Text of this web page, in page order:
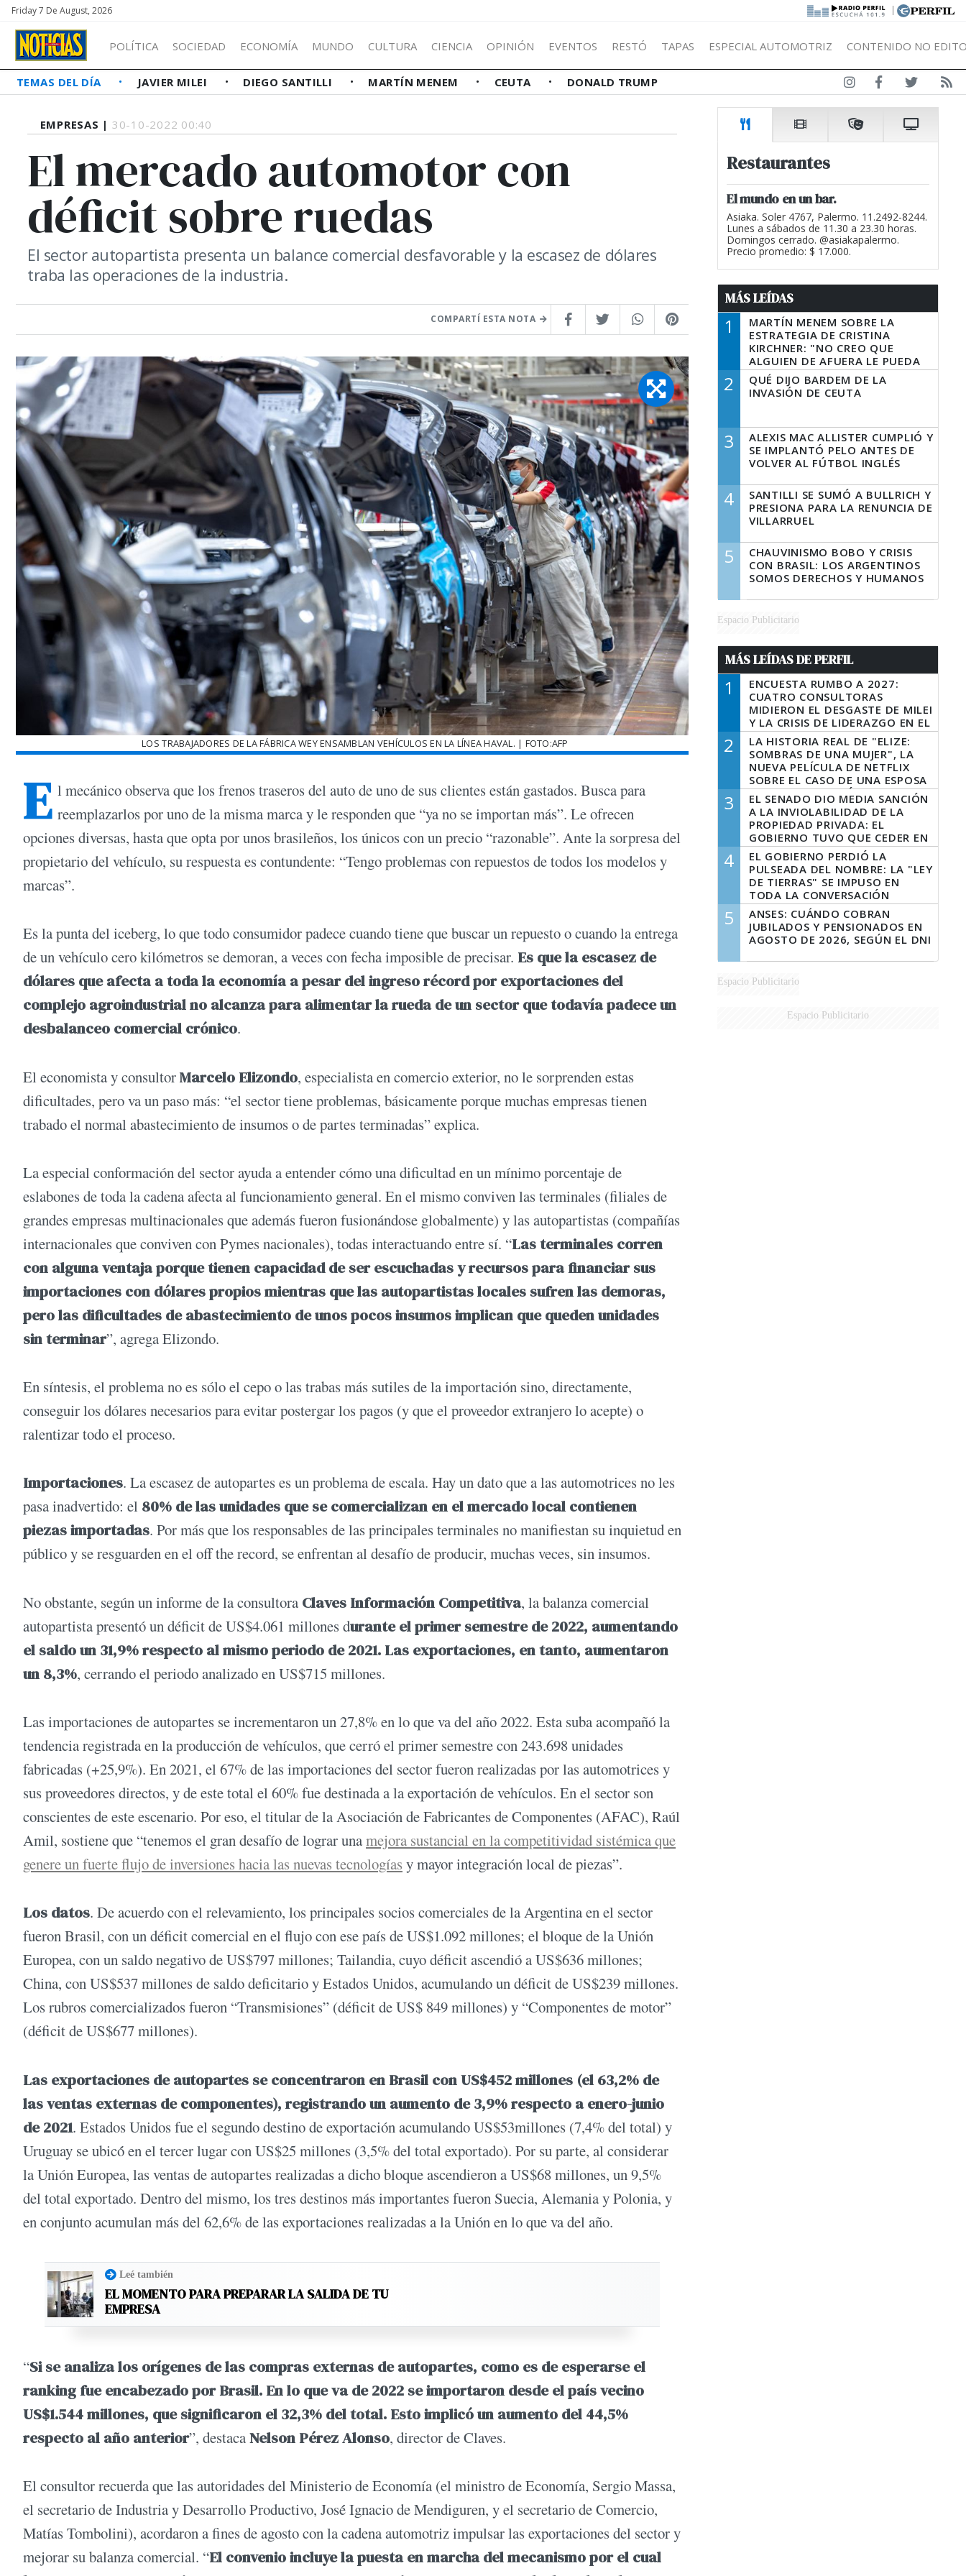
Friday 7 De August, 2026 |
POLÍTICA SOCIEDAD ECONOMÍA MUNDO CULTURA CIENCIA OPINIÓN EVENTOS RESTÓ TAPAS ESPECIAL AUTOMOTRIZ CONTENIDO NO
TEMAS DEL DÍA JAVIER MILEI DIEGO SANTILLI MARTÍN MENEM CEUTA DONALD TRUMP
EMPRESAS | 30-10-2022 00:40
El mercado automotor con
déficit sobre ruedas
El sector autopartista presenta un balance comercial desfavorable y la escasez de dólares
traba las operaciones de la industria.
COMPARTÍ ESTA NOTA
LOS TRABAJADORES DE LA FÁBRICA WEY ENSAMBLAN VEHÍCULOS EN LA LÍNEA HAVAL. | FOTO:AFP
E l mecánico observa que los frenos traseros del auto de uno de sus clientes están gastados. Busca para
reemplazarlos por uno de la misma marca y le responden que “ya no se importan más”. Le ofrecen
opciones diversas, hasta que opta por unos brasileños, los únicos con un precio “razonable”. Ante la sorpresa del
propietario del vehículo, su respuesta es contundente: “Tengo problemas con repuestos de todos los modelos y
marcas”.
Es la punta del iceberg, lo que todo consumidor padece cuando tiene que buscar un repuesto o cuando la entrega
de un vehículo cero kilómetros se demoran, a veces con fecha imposible de precisar. Es que la escasez de
dólares que afecta a toda la economía a pesar del ingreso récord por exportaciones del
complejo agroindustrial no alcanza para alimentar la rueda de un sector que todavía padece un
desbalanceo comercial crónico.
El economista y consultorMarcelo Elizondo, especialista en comercio exterior, no le sorprenden estas
dificultades, pero va un paso más: “el sector tiene problemas, básicamente porque muchas empresas tienen
trabado el normal abastecimiento de insumos o de partes terminadas” explica.
La especial conformación del sector ayuda a entender cómo una dificultad en un mínimo porcentaje de
eslabones de toda la cadena afecta al funcionamiento general. En el mismo conviven las terminales (filiales de
grandes empresas multinacionales que además fueron fusionándose globalmente) y las autopartistas (compañías
internacionales que conviven con Pymes nacionales), todas interactuando entre sí. “Las terminales corren
con alguna ventaja porque tienen capacidad de ser escuchadas y recursos para financiar sus
importaciones con dólares propios mientras que las autopartistas locales sufren las demoras,
pero las dificultades de abastecimiento de unos pocos insumos implican que queden unidades
sin terminar”, agrega Elizondo.
En síntesis, el problema no es sólo el cepo o las trabas más sutiles de la importación sino, directamente,
conseguir los dólares necesarios para evitar postergar los pagos (y que el proveedor extranjero lo acepte) o
ralentizar todo el proceso.
Importaciones. La escasez de autopartes es un problema de escala. Hay un dato que a las automotrices no les
pasa inadvertido: el 80% de las unidades que se comercializan en el mercado local contienen
piezas importadas. Por más que los responsables de las principales terminales no manifiestan su inquietud en
público y se resguarden en el off the record, se enfrentan al desafío de producir, muchas veces, sin insumos.
No obstante, según un informe de la consultora Claves Información Competitiva, la balanza comercial
autopartista presentó un déficit de US$4.061 millones durante el primer semestre de 2022, aumentando
el saldo un 31,9% respecto al mismo periodo de 2021. Las exportaciones, en tanto, aumentaron
un 8,3%, cerrando el periodo analizado en US$715 millones.
Las importaciones de autopartes se incrementaron un 27,8% en lo que va del año 2022. Esta suba acompañó la
tendencia registrada en la producción de vehículos, que cerró el primer semestre con 243.698 unidades
fabricadas (+25,9%). En 2021, el 67% de las importaciones del sector fueron realizadas por las automotrices y
sus proveedores directos, y de este total el 60% fue destinada a la exportación de vehículos. En el sector son
conscientes de este escenario. Por eso, el titular de la Asociación de Fabricantes de Componentes (AFAC), Raúl
Amil, sostiene que “tenemos el gran desafío de lograr unamejora sustancial en la competitividad sistémica que
genere un fuerte flujo de inversiones hacia las nuevas tecnologías y mayor integración local de piezas”.
Los datos. De acuerdo con el relevamiento, los principales socios comerciales de la Argentina en el sector
fueron Brasil, con un déficit comercial en el flujo con ese país de US$1.092 millones; el bloque de la Unión
Europea, con un saldo negativo de US$797 millones; Tailandia, cuyo déficit ascendió a US$636 millones;
China, con US$537 millones de saldo deficitario y Estados Unidos, acumulando un déficit de US$239 millones.
Los rubros comercializados fueron “Transmisiones” (déficit de US$ 849 millones) y “Componentes de motor”
(déficit de US$677 millones).
Las exportaciones de autopartes se concentraron en Brasil con US$452 millones (el 63,2% de
las ventas externas de componentes), registrando un aumento de 3,9% respecto a enero-junio
de 2021. Estados Unidos fue el segundo destino de exportación acumulando US$53millones (7,4% del total) y
Uruguay se ubicó́ en el tercer lugar con US$25 millones (3,5% del total exportado). Por su parte, al considerar
la Unión Europea, las ventas de autopartes realizadas a dicho bloque ascendieron a US$68 millones, un 9,5%
del total exportado. Dentro del mismo, los tres destinos más importantes fueron Suecia, Alemania y Polonia, y
en conjunto acumulan más del 62,6% de las exportaciones realizadas a la Unión en lo que va del año.
Leé también
EL MOMENTO PARA PREPARAR LA SALIDA DE TU
EMPRESA
“Si se analiza los orígenes de las compras externas de autopartes, como es de esperarse el
ranking fue encabezado por Brasil. En lo que va de 2022 se importaron desde el país vecino
US$1.544 millones, que significaron el 32,3% del total. Esto implicó un aumento del 44,5%
respecto al año anterior”, destacaNelson Pérez Alonso, director de Claves.
El consultor recuerda que las autoridades del Ministerio de Economía (el ministro de Economía, Sergio Massa,
el secretario de Industria y Desarrollo Productivo, José́ Ignacio de Mendiguren, y el secretario de Comercio,
Matías Tombolini), acordaron a fines de agosto con la cadena automotriz impulsar las exportaciones del sector y
mejorar su balanza comercial. “El convenio incluye la puesta en marcha del mecanismo por el cual
Restaurantes
El mundo en un bar.
Asiaka. Soler 4767, Palermo. 11.2492-8244.
Lunes a sábados de 11.30 a 23.30 horas.
Domingos cerrado. @asiakapalermo.
Precio promedio: $ 17.000.
MÁS LEÍDAS
1
MARTÍN MENEM SOBRE LA
ESTRATEGIA DE CRISTINA
KIRCHNER: "NO CREO QUE
ALGUIEN DE AFUERA LE PUEDA
DECIR A LA JUSTICIA LO QUE
TIENE QUE HACER"
2
QUÉ DIJO BARDEM DE LA
INVASIÓN DE CEUTA
3
ALEXIS MAC ALLISTER CUMPLIÓ Y
SE IMPLANTÓ PELO ANTES DE
VOLVER AL FÚTBOL INGLÉS
4
SANTILLI SE SUMÓ A BULLRICH Y
PRESIONA PARA LA RENUNCIA DE
VILLARRUEL
5
CHAUVINISMO BOBO Y CRISIS
CON BRASIL: LOS ARGENTINOS
SOMOS DERECHOS Y HUMANOS
Espacio Publicitario
MÁS LEÍDAS DE PERFIL
1
ENCUESTA RUMBO A 2027:
CUATRO CONSULTORAS
MIDIERON EL DESGASTE DE MILEI
Y LA CRISIS DE LIDERAZGO EN EL
PERONISMO
2
LA HISTORIA REAL DE "ELIZE:
SOMBRAS DE UNA MUJER", LA
NUEVA PELÍCULA DE NETFLIX
SOBRE EL CASO DE UNA ESPOSA
QUE DESCUARTIZÓ A SU
MARIDO
3
EL SENADO DIO MEDIA SANCIÓN
A LA INVIOLABILIDAD DE LA
PROPIEDAD PRIVADA: EL
GOBIERNO TUVO QUE CEDER EN
LA LEY DEL MANEJO DEL FUEGO
4
EL GOBIERNO PERDIÓ LA
PULSEADA DEL NOMBRE: LA "LEY
DE TIERRAS" SE IMPUSO EN
TODA LA CONVERSACIÓN
DIGITAL
5
ANSES: CUÁNDO COBRAN
JUBILADOS Y PENSIONADOS EN
AGOSTO DE 2026, SEGÚN EL DNI
Espacio Publicitario
Espacio Publicitario